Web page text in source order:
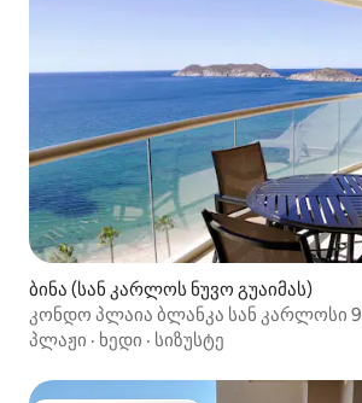
ბინა (სან კარლოს ნუვო გუაიმას)
კონდო პლაია ბლანკა სან კარლოსი 9
პლაჟი · ხედი · სიზუსტე